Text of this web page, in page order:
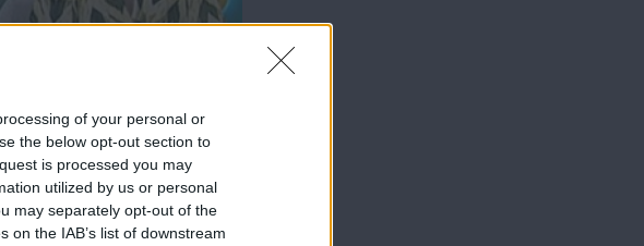
of your personal or
the below opt-out section to
is processed you may
utilized by us or personal
may separately opt-out of the
the IAB’s list of downstream